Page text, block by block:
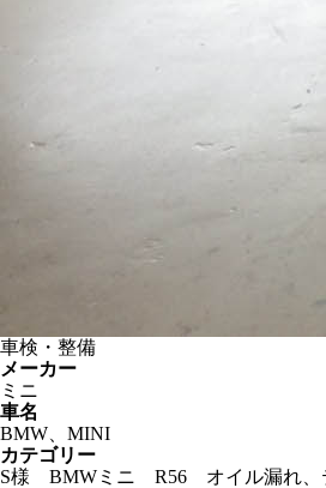
車検・整備
メーカー
ミニ
車名
BMW、MINI
カテゴリー
S様 BMWミニ R56 オイル漏れ、テ